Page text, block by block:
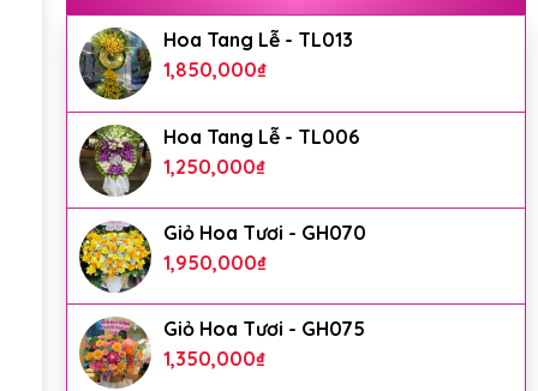
Hoa Tang Lễ - TL013
1,850,000₫
Hoa Tang Lễ - TL006
1,250,000₫
Giỏ Hoa Tươi - GH070
1,950,000₫
Giỏ Hoa Tươi - GH075
1,350,000₫